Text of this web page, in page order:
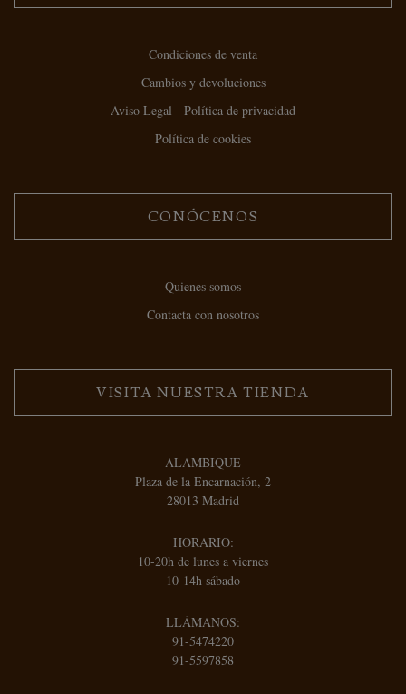
Condiciones de venta
Cambios y devoluciones
Aviso Legal - Política de privacidad
Política de cookies
CONÓCENOS
Quienes somos
Contacta con nosotros
VISITA NUESTRA TIENDA
ALAMBIQUE
Plaza de la Encarnación, 2
28013 Madrid
HORARIO:
10-20h de lunes a viernes
10-14h sábado
LLÁMANOS:
91-5474220
91-5597858